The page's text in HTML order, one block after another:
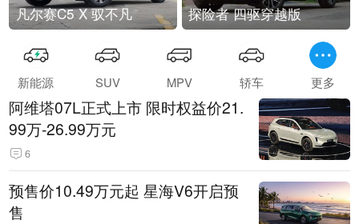
凡尔赛C5 X 驭不凡 探险者 四驱穿越版
新能源 SUV MPV 轿车 更多
阿维塔07L正式上市 限时权益价21.
99万-26.99万元
6
预售价10.49万元起 星海V6开启预
售